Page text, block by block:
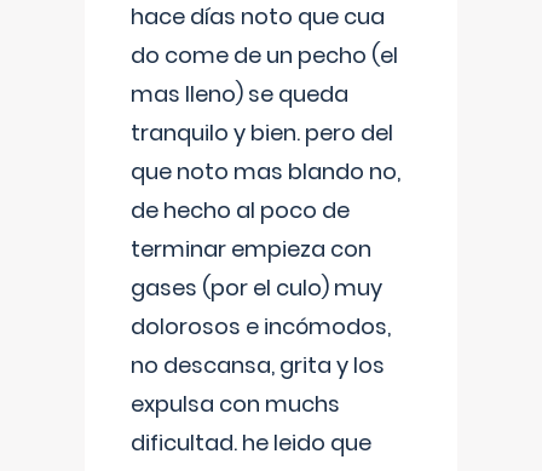
hace días noto que cua
do come de un pecho (el
mas lleno) se queda
tranquilo y bien. pero del
que noto mas blando no,
de hecho al poco de
terminar empieza con
gases (por el culo) muy
dolorosos e incómodos,
no descansa, grita y los
expulsa con muchs
dificultad. he leido que